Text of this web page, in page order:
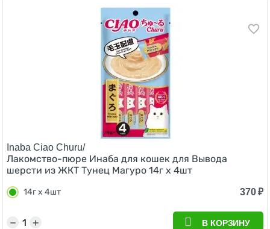
Inaba Ciao Churu/
Лакомство-пюре Инаба для кошек для Вывода
шерсти из ЖКТ Тунец Магуро 14г х 4шт
14г х 4шт 370₽
+
− В КОРЗИНУ